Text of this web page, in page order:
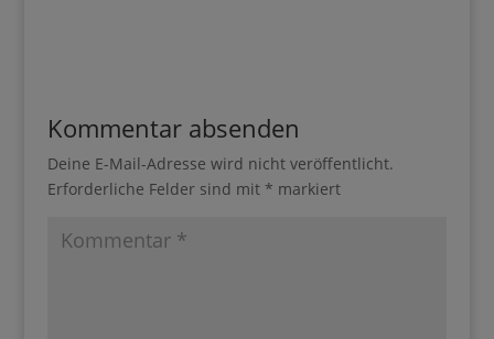
Deine E-Mail-Adresse wird nicht veröffentlicht.
Erforderliche Felder sind mit*markiert